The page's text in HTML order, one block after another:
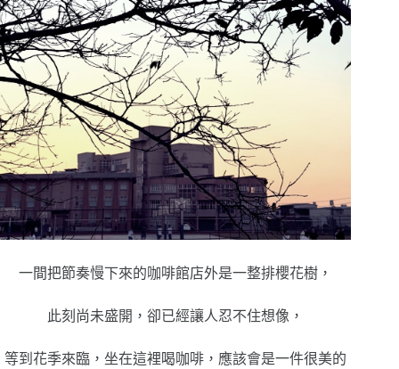
一間把節奏慢下來的咖啡館店外是一整排櫻花樹，
此刻尚未盛開，卻已經讓人忍不住想像，
等到花季來臨，坐在這裡喝咖啡，應該會是一件很美的